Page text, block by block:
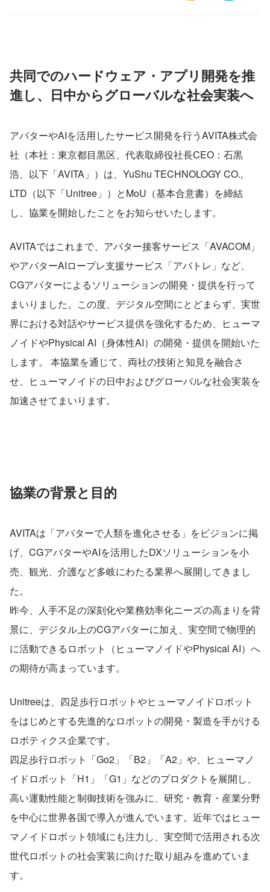
共同でのハードウェア・アプリ開発を推
進し、日中からグローバルな社会実装へ
アバターやAIを活用したサービス開発を行うAVITA株式会
社（本社：東京都目黒区、代表取締役社長CEO：石黒
浩、以下「AVITA」）は、YuShu TECHNOLOGY CO.,
LTD（以下「Unitree」）とMoU（基本合意書）を締結
し、協業を開始したことをお知らせいたします。
AVITAではこれまで、アバター接客サービス「AVACOM」
やアバターAIロープレ支援サービス「アバトレ」など、
CGアバターによるソリューションの開発・提供を行って
まいりました。この度、デジタル空間にとどまらず、実世
界における対話やサービス提供を強化するため、ヒューマ
ノイドやPhysical AI（身体性AI）の開発・提供を開始いた
します。 本協業を通じて、両社の技術と知見を融合さ
せ、ヒューマノイドの日中およびグローバルな社会実装を
加速させてまいります。
協業の背景と目的
AVITAは「アバターで人類を進化させる」をビジョンに掲
げ、CGアバターやAIを活用したDXソリューションを小
売、観光、介護など多岐にわたる業界へ展開してきまし
た。
昨今、人手不足の深刻化や業務効率化ニーズの高まりを背
景に、デジタル上のCGアバターに加え、実空間で物理的
に活動できるロボット（ヒューマノイドやPhysical AI）へ
の期待が高まっています。
Unitreeは、四足歩行ロボットやヒューマノイドロボット
をはじめとする先進的なロボットの開発・製造を手がける
ロボティクス企業です。
四足歩行ロボット「Go2」「B2」「A2」や、ヒューマノ
イドロボット「H1」「G1」などのプロダクトを展開し、
高い運動性能と制御技術を強みに、研究・教育・産業分野
を中心に世界各国で導入が進んでいます。近年ではヒュー
マノイドロボット領域にも注力し、実空間で活用される次
世代ロボットの社会実装に向けた取り組みを進めていま
す。